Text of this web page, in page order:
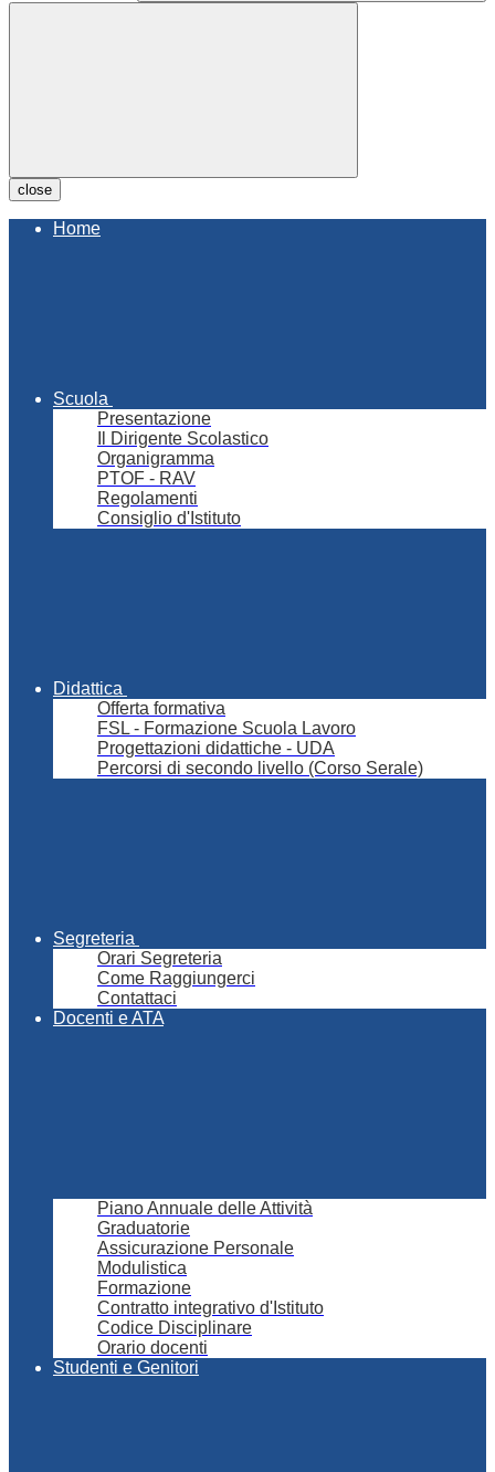
close
Home
Scuola
Presentazione
Il Dirigente Scolastico
Organigramma
PTOF - RAV
Regolamenti
Consiglio d'Istituto
Didattica
Offerta formativa
FSL - Formazione Scuola Lavoro
Progettazioni didattiche - UDA
Percorsi di secondo livello (Corso Serale)
Segreteria
Orari Segreteria
Come Raggiungerci
Contattaci
Docenti e ATA
Piano Annuale delle Attività
Graduatorie
Assicurazione Personale
Modulistica
Formazione
Contratto integrativo d'Istituto
Codice Disciplinare
Orario docenti
Studenti e Genitori